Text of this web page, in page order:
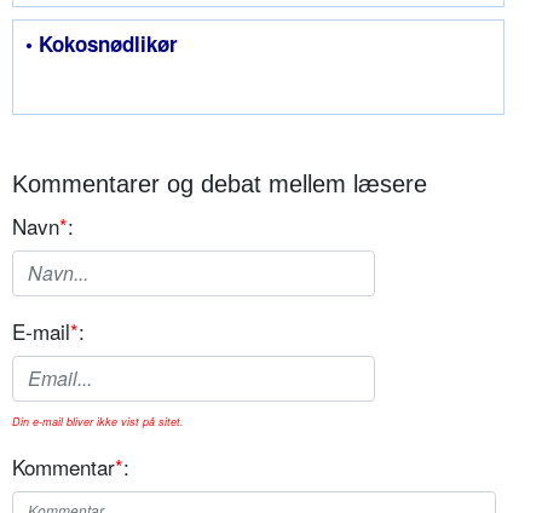
• Kokosnødlikør
Kommentarer og debat mellem læsere
Navn*:
E-mail*:
Din e-mail bliver ikke vist på sitet.
Kommentar*: